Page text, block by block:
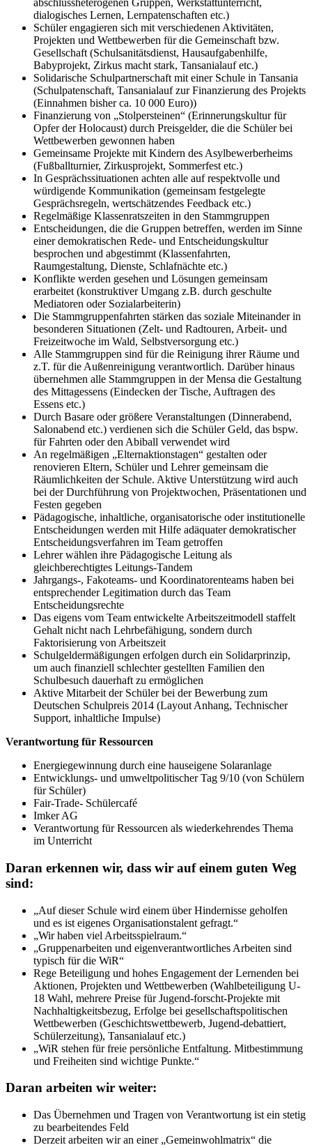
abschlussheterogenen Gruppen, Werkstattunterricht,
dialogisches Lernen, Lernpatenschaften etc.)
Schüler engagieren sich mit verschiedenen Aktivitäten,
Projekten und Wettbewerben für die Gemeinschaft bzw.
Gesellschaft (Schulsanitätsdienst, Hausaufgabenhilfe,
Babyprojekt, Zirkus macht stark, Tansanialauf etc.)
Solidarische Schulpartnerschaft mit einer Schule in Tansania
(Schulpatenschaft, Tansanialauf zur Finanzierung des Projekts
(Einnahmen bisher ca. 10 000 Euro))
Finanzierung von „Stolpersteinen“ (Erinnerungskultur für
Opfer der Holocaust) durch Preisgelder, die die Schüler bei
Wettbewerben gewonnen haben
Gemeinsame Projekte mit Kindern des Asylbewerberheims
(Fußballturnier, Zirkusprojekt, Sommerfest etc.)
In Gesprächssituationen achten alle auf respektvolle und
würdigende Kommunikation (gemeinsam festgelegte
Gesprächsregeln, wertschätzendes Feedback etc.)
Regelmäßige Klassenratszeiten in den Stammgruppen
Entscheidungen, die die Gruppen betreffen, werden im Sinne
einer demokratischen Rede- und Entscheidungskultur
besprochen und abgestimmt (Klassenfahrten,
Raumgestaltung, Dienste, Schlafnächte etc.)
Konflikte werden gesehen und Lösungen gemeinsam
erarbeitet (konstruktiver Umgang z.B. durch geschulte
Mediatoren oder Sozialarbeiterin)
Die Stammgruppenfahrten stärken das soziale Miteinander in
besonderen Situationen (Zelt- und Radtouren, Arbeit- und
Freizeitwoche im Wald, Selbstversorgung etc.)
Alle Stammgruppen sind für die Reinigung ihrer Räume und
z.T. für die Außenreinigung verantwortlich. Darüber hinaus
übernehmen alle Stammgruppen in der Mensa die Gestaltung
des Mittagessens (Eindecken der Tische, Auftragen des
Essens etc.)
Durch Basare oder größere Veranstaltungen (Dinnerabend,
Salonabend etc.) verdienen sich die Schüler Geld, das bspw.
für Fahrten oder den Abiball verwendet wird
An regelmäßigen „Elternaktionstagen“ gestalten oder
renovieren Eltern, Schüler und Lehrer gemeinsam die
Räumlichkeiten der Schule. Aktive Unterstützung wird auch
bei der Durchführung von Projektwochen, Präsentationen und
Festen gegeben
Pädagogische, inhaltliche, organisatorische oder institutionelle
Entscheidungen werden mit Hilfe adäquater demokratischer
Entscheidungsverfahren im Team getroffen
Lehrer wählen ihre Pädagogische Leitung als
gleichberechtigtes Leitungs-Tandem
Jahrgangs-, Fakoteams- und Koordinatorenteams haben bei
entsprechender Legitimation durch das Team
Entscheidungsrechte
Das eigens vom Team entwickelte Arbeitszeitmodell staffelt
Gehalt nicht nach Lehrbefähigung, sondern durch
Faktorisierung von Arbeitszeit
Schulgeldermäßigungen erfolgen durch ein Solidarprinzip,
um auch finanziell schlechter gestellten Familien den
Schulbesuch dauerhaft zu ermöglichen
Aktive Mitarbeit der Schüler bei der Bewerbung zum
Deutschen Schulpreis 2014 (Layout Anhang, Technischer
Support, inhaltliche Impulse)
Verantwortung für Ressourcen
Energiegewinnung durch eine hauseigene Solaranlage
Entwicklungs- und umweltpolitischer Tag 9/10 (von Schülern
für Schüler)
Fair-Trade- Schülercafé
Imker AG
Verantwortung für Ressourcen als wiederkehrendes Thema
im Unterricht
Daran erkennen wir, dass wir auf einem guten Weg
sind:
„Auf dieser Schule wird einem über Hindernisse geholfen
und es ist eigenes Organisationstalent gefragt.“
„Wir haben viel Arbeitsspielraum.“
„Gruppenarbeiten und eigenverantwortliches Arbeiten sind
typisch für die WiR“
Rege Beteiligung und hohes Engagement der Lernenden bei
Aktionen, Projekten und Wettbewerben (Wahlbeteiligung U-
18 Wahl, mehrere Preise für Jugend-forscht-Projekte mit
Nachhaltigkeitsbezug, Erfolge bei gesellschaftspolitischen
Wettbewerben (Geschichtswettbewerb, Jugend-debattiert,
Schülerzeitung), Tansanialauf etc.)
„WiR stehen für freie persönliche Entfaltung. Mitbestimmung
und Freiheiten sind wichtige Punkte.“
Daran arbeiten wir weiter:
Das Übernehmen und Tragen von Verantwortung ist ein stetig
zu bearbeitendes Feld
Derzeit arbeiten wir an einer „Gemeinwohlmatrix“ die